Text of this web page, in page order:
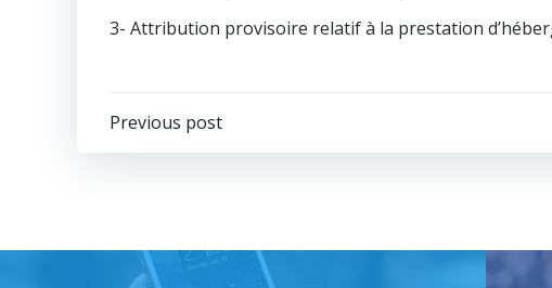
3- Attribution provisoire relatif à la prestation
Post
Previous post